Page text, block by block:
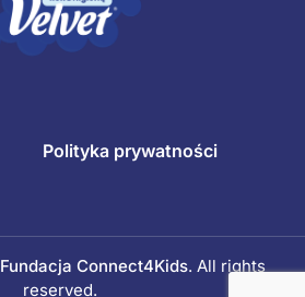
Polityka prywatności
Fundacja Connect4Kids. All rights
reserved.